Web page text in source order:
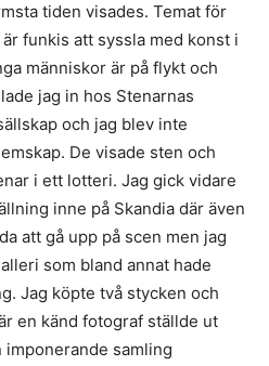
tiden visades. Temat för
funkis att syssla med konst i
människor är på flykt och
jag in hos Stenarnas
och jag blev inte
De visade sten och
i ett lotteri. Jag gick vidare
inne på Skandia där även
att gå upp på scen men jag
som bland annat hade
Jag köpte två stycken och
en känd fotograf ställde ut
samling